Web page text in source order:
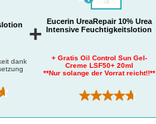
dank
+
Eucerin UreaRepair 10% Urea
Intensive Feuchtigkeitslotion
+ Gratis Oil Control Sun Gel-
Creme LSF50+ 20ml
**Nur solange der Vorrat reicht!!**
(781)